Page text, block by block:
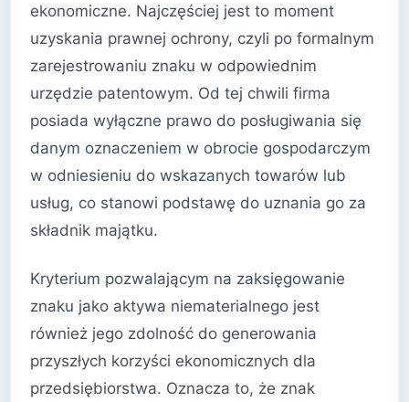
ekonomiczne. Najczęściej jest to moment
uzyskania prawnej ochrony, czyli po formalnym
zarejestrowaniu znaku w odpowiednim
urzędzie patentowym. Od tej chwili firma
posiada wyłączne prawo do posługiwania się
danym oznaczeniem w obrocie gospodarczym
w odniesieniu do wskazanych towarów lub
usług, co stanowi podstawę do uznania go za
składnik majątku.
Kryterium pozwalającym na zaksięgowanie
znaku jako aktywa niematerialnego jest
również jego zdolność do generowania
przyszłych korzyści ekonomicznych dla
przedsiębiorstwa. Oznacza to, że znak